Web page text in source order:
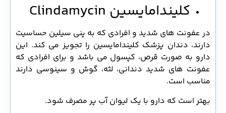
کلیندامایسین Clindamycin
در عفونت های شدید و افرادی که به پنی سیلین حساسیت
دارند، دندان پزشک کلیندامایسین را تجویز می کند. این
دارو به صورت قرص، کپسول می باشد و برای افرادی که
عفونت های شدید دندانی، لثه، گوش و سینوسی دارند
مناسب است.
بهتر است که دارو با یک لیوان آب پر مصرف شود.